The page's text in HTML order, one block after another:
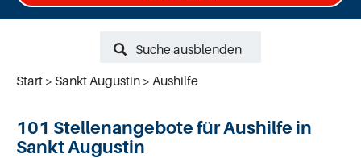
Suche ausblenden
Start
Sankt Augustin Aushilfe
101 Stellenangebote für Aushilfe in
Sankt Augustin